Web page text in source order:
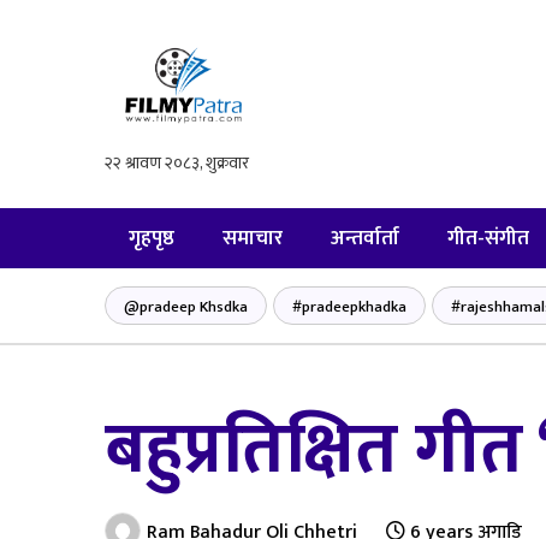
गृहपृष्ठ समाचार अन्तर्वार्ता गीत-संगीत
@pradeep Khsdka #pradeepkhadka
बहुप्रतिक्षित
Ram Bahadur Oli Chhetri 6 years अगाडि